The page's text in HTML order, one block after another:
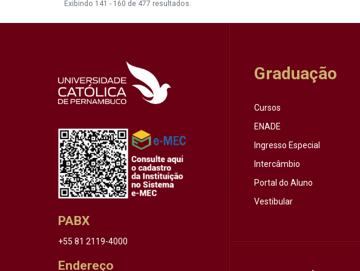
Exibindo 141 - 160 de 477 resultados.
PABX
+55 81 2119-4000
Endereço
Graduação
Cursos
ENADE
Ingresso Especial
Intercâmbio
Portal do Aluno
Vestibular